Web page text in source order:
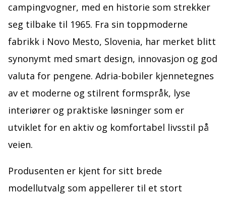
campingvogner, med en historie som strekker
seg tilbake til 1965. Fra sin toppmoderne
fabrikk i Novo Mesto, Slovenia, har merket blitt
synonymt med smart design, innovasjon og god
valuta for pengene. Adria-bobiler kjennetegnes
av et moderne og stilrent formspråk, lyse
interiører og praktiske løsninger som er
utviklet for en aktiv og komfortabel livsstil på
veien.
Produsenten er kjent for sitt brede
modellutvalg som appellerer til et stort